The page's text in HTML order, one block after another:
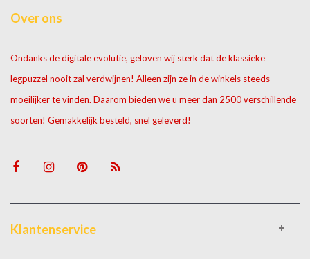
Over ons
Ondanks de digitale evolutie, geloven wij sterk dat de klassieke
legpuzzel nooit zal verdwijnen! Alleen zijn ze in de winkels steeds
moeilijker te vinden. Daarom bieden we u meer dan 2500 verschillende
soorten! Gemakkelijk besteld, snel geleverd!
Klantenservice